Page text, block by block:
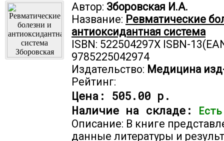
Автор: Зборовская И.А.
Название: Ревматические
антиоксидантная система
ISBN: 522504297X ISBN-
9785225042974
Издательство: Медицина
Рейтинг:
Цена: 505.00 р.
Наличие на складе:
Есть
Описание: В книге
данные литературы и